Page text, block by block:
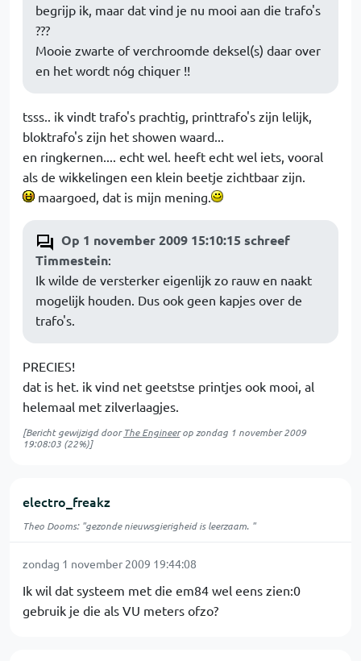
begrijp ik, maar dat vind je nu mooi aan die trafo's
???
Mooie zwarte of verchroomde deksel(s) daar over
en het wordt nóg chiquer !!
tsss.. ik vindt trafo's prachtig, printtrafo's zijn lelijk,
bloktrafo's zijn het showen waard...
en ringkernen.... echt wel. heeft echt wel iets, vooral
als de wikkelingen een klein beetje zichtbaar zijn.
maargoed, dat is mijn mening.
Op 1 november 2009 15:10:15 schreef
Timmestein:
Ik wilde de versterker eigenlijk zo rauw en naakt
mogelijk houden. Dus ook geen kapjes over de
trafo's.
PRECIES!
dat is het. ik vind net geetstse printjes ook mooi, al
helemaal met zilverlaagjes.
[Bericht gewijzigd doorThe Engineerop zondag 1 november 2009
19:08:03 (22%)]
electro_freakz
Theo Dooms: "gezonde nieuwsgierigheid is leerzaam. "
zondag 1 november 2009 19:44:08
Ik wil dat systeem met die em84 wel eens zien:0
gebruik je die als VU meters ofzo?